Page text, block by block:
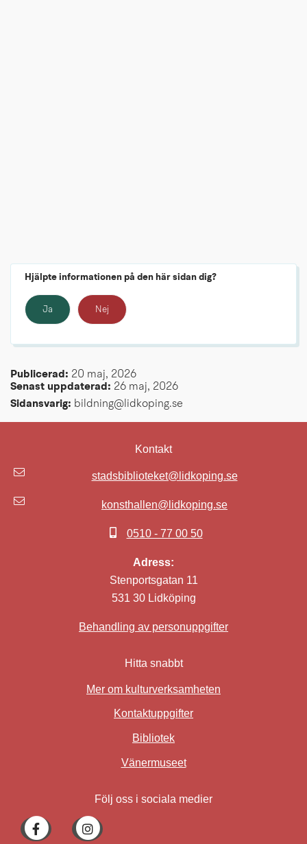
Hjälpte informationen på den här sidan dig?
Ja Nej
Publicerad: 20 maj, 2026
Senast uppdaterad: 26 maj, 2026
Sidansvarig: bildning@lidkoping.se
Kontakt
stadsbiblioteket@lidkoping.se
konsthallen@lidkoping.se
0510 - 77 00 50
Adress:
Stenportsgatan 11
531 30 Lidköping
Behandling av personuppgifter
Hitta snabbt
Mer om kulturverksamheten
Kontaktuppgifter
Bibliotek
VänermuseetLänk till annan
Följ oss i sociala medier